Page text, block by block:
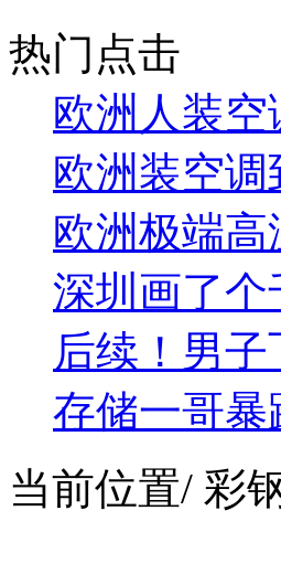
热门点击
欧洲人装空
欧洲装空
欧洲极端
深圳画了个
后续！男
存储一哥暴
当前位置/ 彩